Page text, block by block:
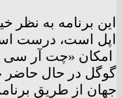
این برنامه به نظر
اپل است، درست
امکان «چت آر سی
گوگل در حال
جهان از طریق